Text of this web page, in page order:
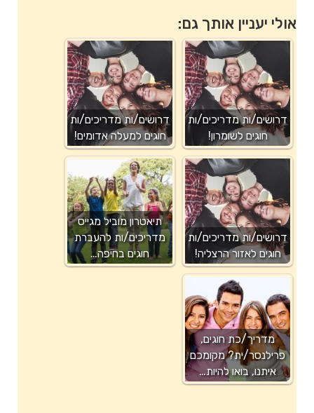
אולי יעניין אותך גם:
דרושים/ות מדריכים/ות
חוגים לשומרון!
דרושים/ות מדריכים/ות
חוגים למעלה אדומים!
דרושים/ות מדריכים/ות
חוגים לאזור הרצליה!
תיאטרון מוביל מגייס
מדריכים/ות להעברת
חוגים בחיפה…
מדריך/כת חוגים,
פרילנסר/ית? מקומכם
איתנו, בואו להיות…